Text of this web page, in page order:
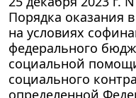
Порядка оказания
на условиях
федерального
социальной
социального
определенной